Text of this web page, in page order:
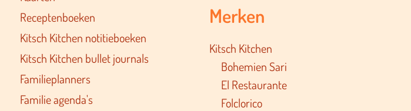
Receptenboeken
Kitsch Kitchen notitieboeken
Kitsch Kitchen bullet journals
Familieplanners
Familie agenda's
Merken
Kitsch Kitchen
Bohemien Sari
El Restaurante
Folclorico